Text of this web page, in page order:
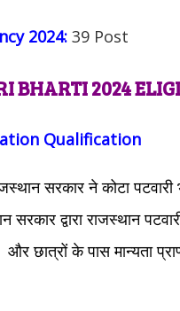
2024: 39 Post
BHARTI 2024
Qualification
सरकार ने कोटा पटवारी
द्वारा राजस्थान
छात्रों के पास मान्यता